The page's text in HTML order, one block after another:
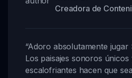
Creadora de
“Adoro absolutamente jugar
Los paisajes sonoros únicos
escalofriantes hacen que